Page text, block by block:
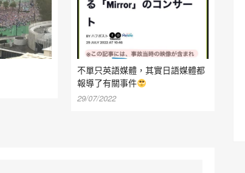
不單只英語媒體，其實日語媒體都
報導了有關事件
29/07/2022